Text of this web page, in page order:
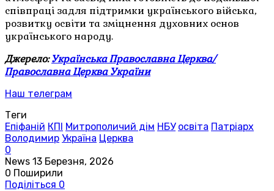
співпраці задля підтримки українського війська,
розвитку освіти та зміцнення духовних основ
українського народу.
Джерело:Українська Православна Церква/
Православна Церква України
Наш телеграм
Теги
Епіфаній КПІ Митрополичий дім НБУ освіта Патріарх
Володимир Україна Церква
0
News 13 Березня, 2026
0 Поширили
Поділіться 0